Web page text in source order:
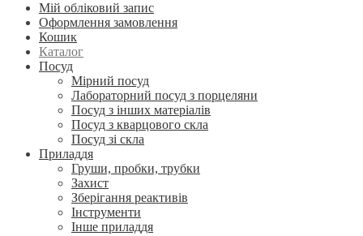
Мій обліковий запис
Оформлення замовлення
Кошик
Каталог
Посуд
Мірний посуд
Лабораторний посуд з порцеляни
Посуд з інших матеріалів
Посуд з кварцового скла
Посуд зі скла
Приладдя
Груши, пробки, трубки
Захист
Зберігання реактивів
Інструменти
Інше приладдя